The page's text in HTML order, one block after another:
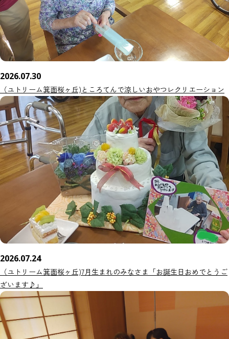
2026.07.30
（ユトリーム箕面桜ヶ丘)ところてんで涼しいおやつレクリエーション
2026.07.24
（ユトリーム箕面桜ヶ丘)7月生まれのみなさま「お誕生日おめでとうご
ざいます♪」